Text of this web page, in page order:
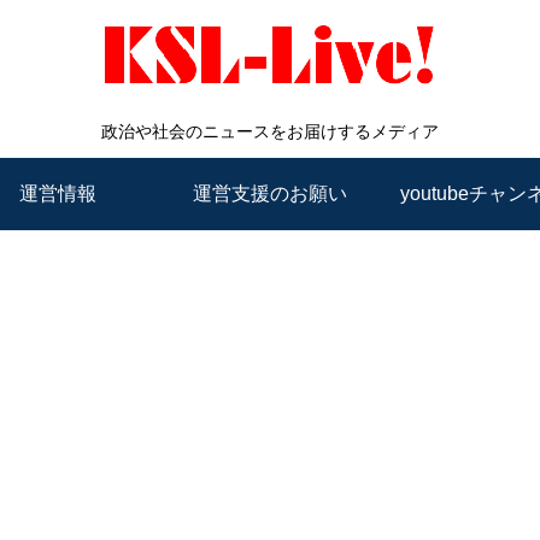
政治や社会のニュースをお届けするメディア
運営情報 運営支援のお願い youtubeチャン